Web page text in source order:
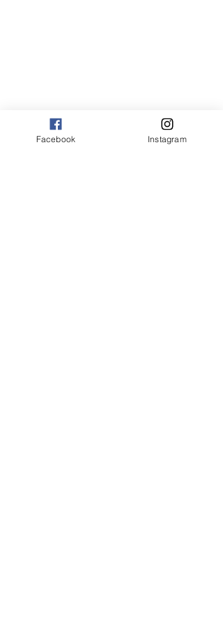
Compras em maresias
Arte e Cultura em Maresias
Facebook Instagram